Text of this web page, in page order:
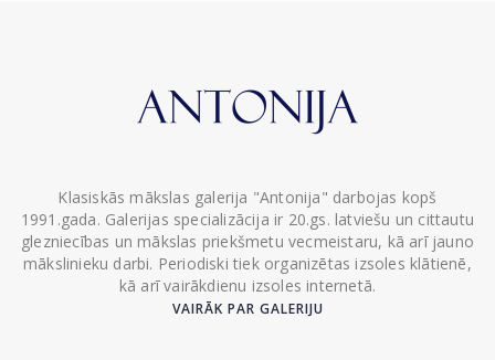
Klasiskās mākslas galerija "Antonija" darbojas kopš
1991.gada. Galerijas specializācija ir 20.gs. latviešu un cittautu
glezniecības un mākslas priekšmetu vecmeistaru, kā arī jauno
mākslinieku darbi. Periodiski tiek organizētas izsoles klātienē,
kā arī vairākdienu izsoles internetā.
VAIRĀK PAR GALERIJU